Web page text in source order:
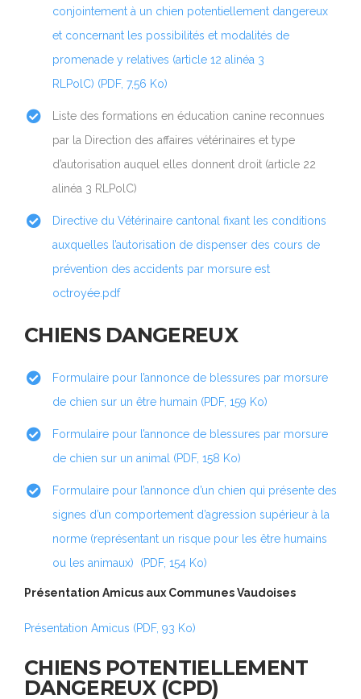
conjointement à un chien potentiellement dangereux
et concernant les possibilités et modalités de
promenade y relatives (article 12 alinéa 3
RLPolC) (PDF, 7,56 Ko)
Liste des formations en éducation canine reconnues
par la Direction des affaires vétérinaires et type
d’autorisation auquel elles donnent droit (article 22
alinéa 3 RLPolC)
Directive du Vétérinaire cantonal fixant les conditions
auxquelles l’autorisation de dispenser des cours de
prévention des accidents par morsure est
octroyée.pdf
CHIENS DANGEREUX
Formulaire pour l’annonce de blessures par morsure
de chien sur un être humain (PDF, 159 Ko)
Formulaire pour l’annonce de blessures par morsure
de chien sur un animal (PDF, 158 Ko)
Formulaire pour l’annonce d’un chien qui présente des
signes d’un comportement d’agression supérieur à la
norme (représentant un risque pour les être humains
ou les animaux) (PDF, 154 Ko)
Présentation Amicus aux Communes Vaudoises
Présentation Amicus (PDF, 93 Ko)
CHIENS POTENTIELLEMENT
DANGEREUX (CPD)